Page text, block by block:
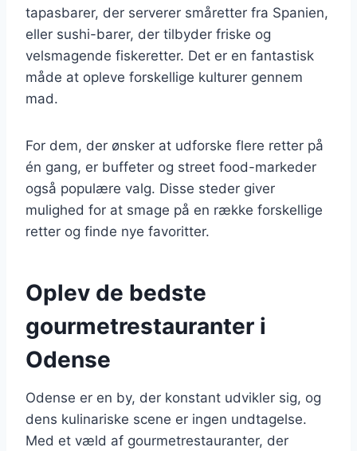
tapasbarer, der serverer småretter fra Spanien,
eller sushi-barer, der tilbyder friske og
velsmagende fiskeretter. Det er en fantastisk
måde at opleve forskellige kulturer gennem
mad.
For dem, der ønsker at udforske flere retter på
én gang, er buffeter og street food-markeder
også populære valg. Disse steder giver
mulighed for at smage på en række forskellige
retter og finde nye favoritter.
Oplev de bedste
gourmetrestauranter i
Odense
Odense er en by, der konstant udvikler sig, og
dens kulinariske scene er ingen undtagelse.
Med et væld af gourmetrestauranter, der